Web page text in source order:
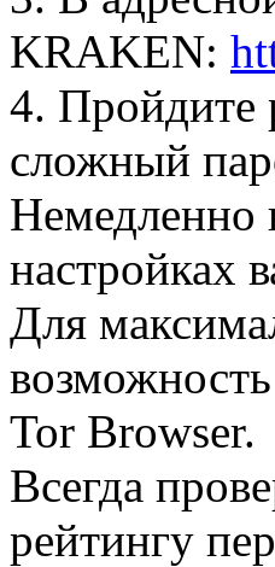
KRAKEN:
4. Пройдите
сложный
Немедленно
настройках
Для
Tor Browser.
Всегда
рейтингу